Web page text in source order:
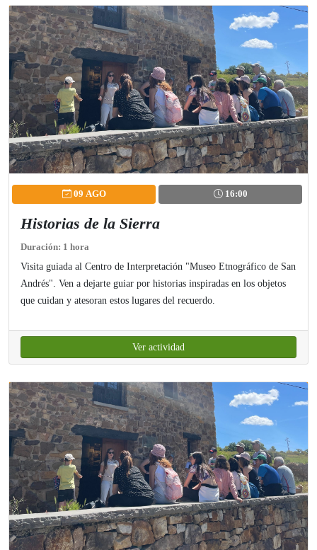
09 AGO 16:00
Historias de la Sierra
Duración: 1 hora
Visita guiada al Centro de Interpretación "Museo Etnográfico de San
Andrés". Ven a dejarte guiar por historias inspiradas en los objetos
que cuidan y atesoran estos lugares del recuerdo.
Ver actividad